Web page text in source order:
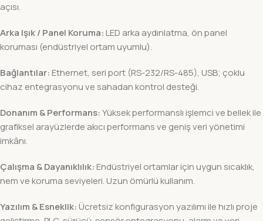
açısı.
Arka Işık / Panel Koruma: LED arka aydınlatma, ön panel
koruması (endüstriyel ortam uyumlu).
Bağlantılar: Ethernet, seri port (RS-232/RS-485), USB; çoklu
cihaz entegrasyonu ve sahadan kontrol desteği.
Donanım & Performans:Yüksek performanslı işlemci ve bellek ile
grafiksel arayüzlerde akıcı performans ve geniş veri yönetimi
imkânı.
Çalışma & Dayanıklılık: Endüstriyel ortamlar için uygun sıcaklık,
nem ve koruma seviyeleri. Uzun ömürlü kullanım.
Yazılım & Esneklik: Ücretsiz konfigurasyon yazılımı ile hızlı proje